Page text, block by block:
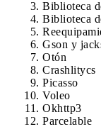
Biblioteca
Biblioteca
Gson y
Otón
Crashlitycs
Picasso
Voleo
Okhttp3
Parcelable